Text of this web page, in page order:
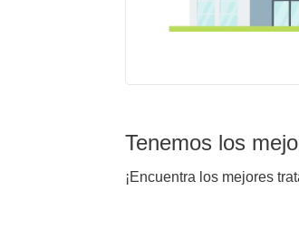
Tenemos los
¡Encuentra los mejores